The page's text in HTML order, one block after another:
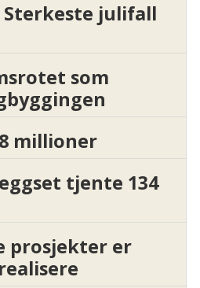
Sterkeste julifall
som
millioner
tjente 134
prosjekter er